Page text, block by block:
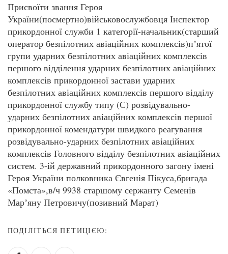
Присвоїти звання Героя
України(посмертно)військовослужбовця Інспектор
прикордонної служби 1 категорії-начальник(старший
оператор безпілотних авіаційних комплексів)пʼятої
групи ударних безпілотних авіаційних комплексів
першого відділення ударних безпілотних авіаційних
комплексів прикордонної застави ударних
безпілотних авіаційних комплексів першого відділу
прикордонної службу типу (С) розвідувально-
ударних безпілотних авіаційних комплексів першої
прикордонної комендатури швидкого реагування
розвідувально-ударних безпілотних авіаційних
комплексів Головного відділу безпілотних авіаційних
систем. 3-ій державний прикордонного загону імені
Героя України полковника Євгенія Пікуса,бригада
«Помста»,в/ч 9938 старшому сержанту Семенів
Марʼяну Петровичу(позивний Марат)
ПОДІЛІТЬСЯ ПЕТИЦІЄЮ: